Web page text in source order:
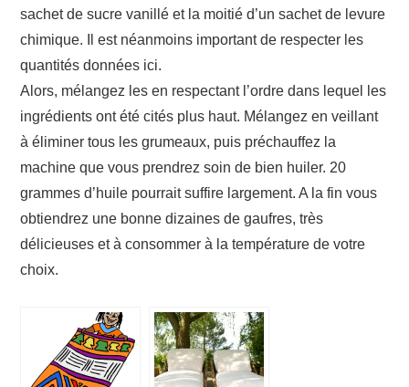
sachet de sucre vanillé et la moitié d’un sachet de levure
chimique. Il est néanmoins important de respecter les
quantités données ici.
Alors, mélangez les en respectant l’ordre dans lequel les
ingrédients ont été cités plus haut. Mélangez en veillant
à éliminer tous les grumeaux, puis préchauffez la
machine que vous prendrez soin de bien huiler. 20
grammes d’huile pourrait suffire largement. A la fin vous
obtiendrez une bonne dizaines de gaufres, très
délicieuses et à consommer à la température de votre
choix.